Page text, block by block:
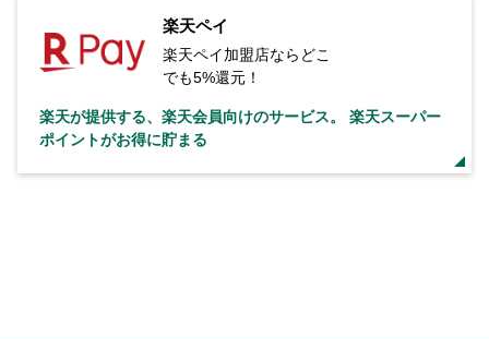
楽天ペイ
楽天ペイ加盟店ならどこ
でも5%還元！
楽天が提供する、楽天会員向けのサービス。 楽天スーパー
ポイントがお得に貯まる